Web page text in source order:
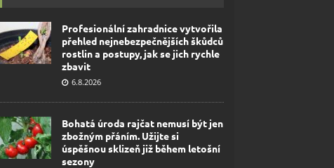
Profesionální zahradnice vytvořila
přehled nejnebezpečnějších škůdců
rostlin a postupy, jak se jich rychle
zbavit
6.8.2026
Bohatá úroda rajčat nemusí být jen
zbožným přáním. Užijte si
úspěšnou sklizeň již během letošní
sezony